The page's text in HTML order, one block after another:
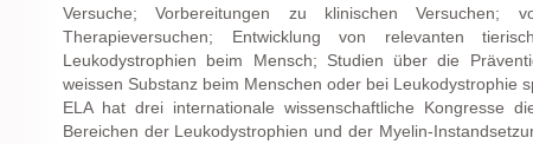
Versuche; Vorbereitungen zu klinischen Versuchen;
Therapieversuchen; Entwicklung von relevanten
Leukodystrophien beim Mensch; Studien über die
weissen Substanz beim Menschen oder bei Leukodystrophie
ELA hat drei internationale wissenschaftliche Kongresse
Bereichen der Leukodystrophien und der Myelin-